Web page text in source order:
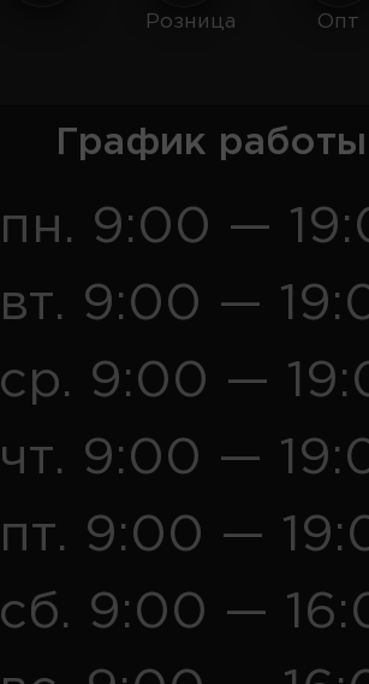
Розница Опт
График
пн. 9:00 —
вт. 9:00 —
ср. 9:00 —
чт. 9:00 —
пт. 9:00 —
сб. 9:00 —